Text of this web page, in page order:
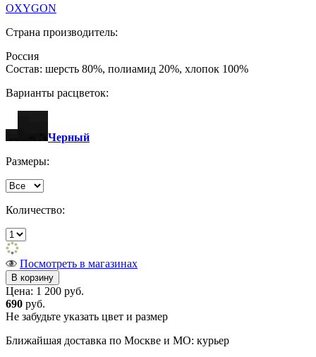
OXYGON
Страна производитель:
Россия
Состав: шерсть 80%, полиамид 20%, хлопок 100%
Варианты расцветок:
Черный
Размеры:
Количество:
Посмотреть в магазинах
Цена: 1 200 руб.
690 руб.
Не забудьте указать цвет и размер
Ближайшая доставка по Москве и МО: курьер